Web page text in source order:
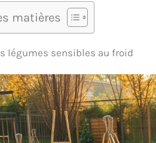
matières
légumes sensibles au froid